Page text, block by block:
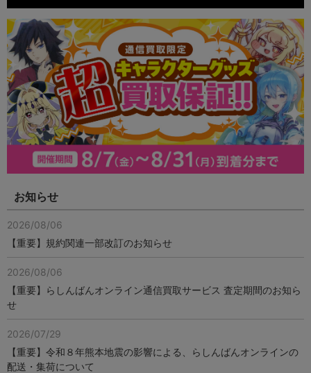
お知らせ
2026/08/06
【重要】規約関連一部改訂のお知らせ
2026/08/06
【重要】らしんばんオンライン通信買取サービス 査定期間のお知ら
せ
2026/07/29
【重要】令和８年熊本地震の影響による、らしんばんオンラインの
配送・集荷について